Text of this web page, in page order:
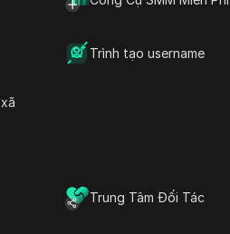
Trình tạo username
Trung Tâm Đối Tác
thế giới